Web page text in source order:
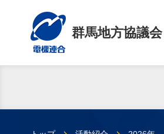
群馬地方協議会